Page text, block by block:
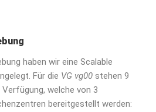
haben wir eine Scalable
Für die VG vg00 stehen 9
welche von 3
bereitgestellt werden: